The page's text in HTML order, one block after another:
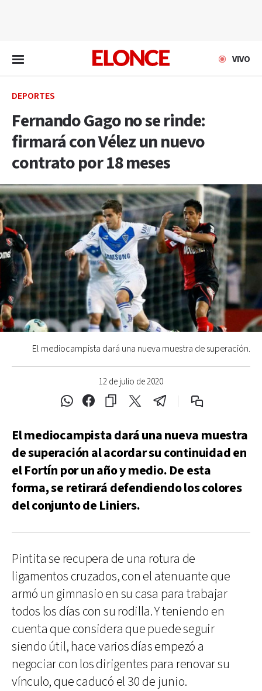
VIVO
DEPORTES
Fernando Gago no se rinde:
firmará con Vélez un nuevo
contrato por 18 meses
12 de julio de 2020
El mediocampista dará una nueva muestra de superación.
El mediocampista dará una nueva muestra
de superación al acordar su continuidad en
el Fortín por un año y medio. De esta
forma, se retirará defendiendo los colores
del conjunto de Liniers.
Pintita se recupera de una rotura de
ligamentos cruzados, con el atenuante que
armó un gimnasio en su casa para trabajar
todos los días con su rodilla. Y teniendo en
cuenta que considera que puede seguir
siendo útil, hace varios días empezó a
negociar con los dirigentes para renovar su
vínculo, que caducó el 30 de junio.